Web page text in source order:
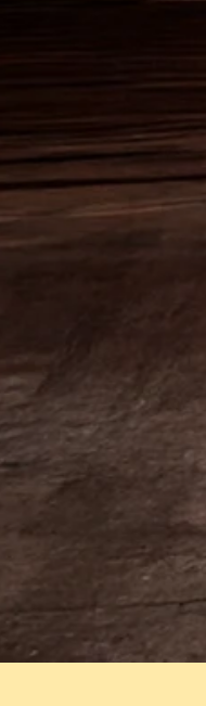
skabe
når man
tegn på
ligget
tidligt, så
kan problemet
skabe,
opbevaring
kompost samt
giver en
stående
lokale
vi dig